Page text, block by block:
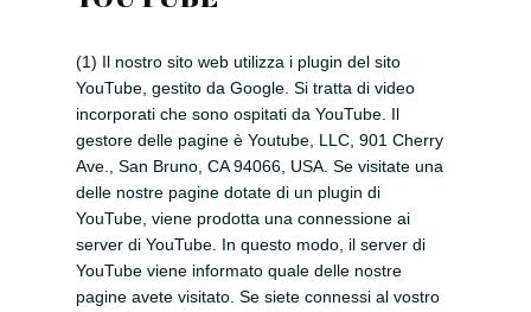
(1) Il nostro sito web utilizza i plugin del sito
YouTube, gestito da Google. Si tratta di video
incorporati che sono ospitati da YouTube. Il
gestore delle pagine è Youtube, LLC, 901 Cherry
Ave., San Bruno, CA 94066, USA. Se visitate una
delle nostre pagine dotate di un plugin di
YouTube, viene prodotta una connessione ai
server di YouTube. In questo modo, il server di
YouTube viene informato quale delle nostre
pagine avete visitato. Se siete connessi al vostro